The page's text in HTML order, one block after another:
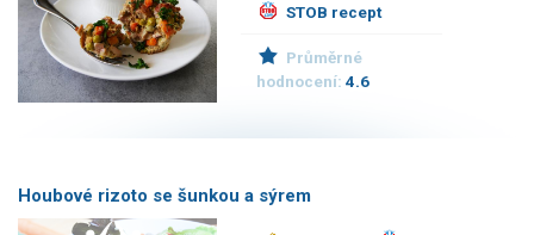
STOB recept
Průměrné
hodnocení:4.6
Houbové rizoto se šunkou a sýrem